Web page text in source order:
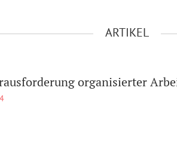
ARTIKEL
organisierter